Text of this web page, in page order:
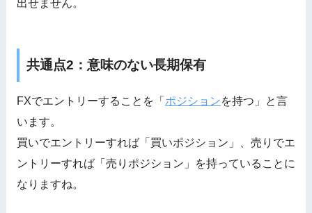
出せません。
共通点2：意味のない長期保有
FXでエントリーすることを「 ポジションを持つ」と言
います。
買いでエントリーすれば「買いポジション」、売りでエ
ントリーすれば「売りポジション」を持っていることに
なりますね。